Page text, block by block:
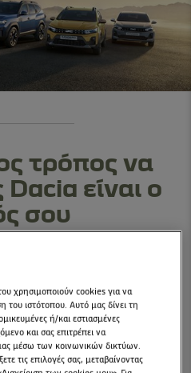
τρόπος να
είναι ο
σου
Dacia Sandero,
Bigster και Jogger
Your Way, για
αυτοκινήτων.
Χρηματοδότησης
χρησιμοποιούν cookies για να
του ιστότοπου. Αυτό μας δίνει τη
ή/και εστιασμένες
και σας επιτρέπει να
μέσω των κοινωνικών δικτύων.
τις επιλογές σας, μεταβαίνοντας